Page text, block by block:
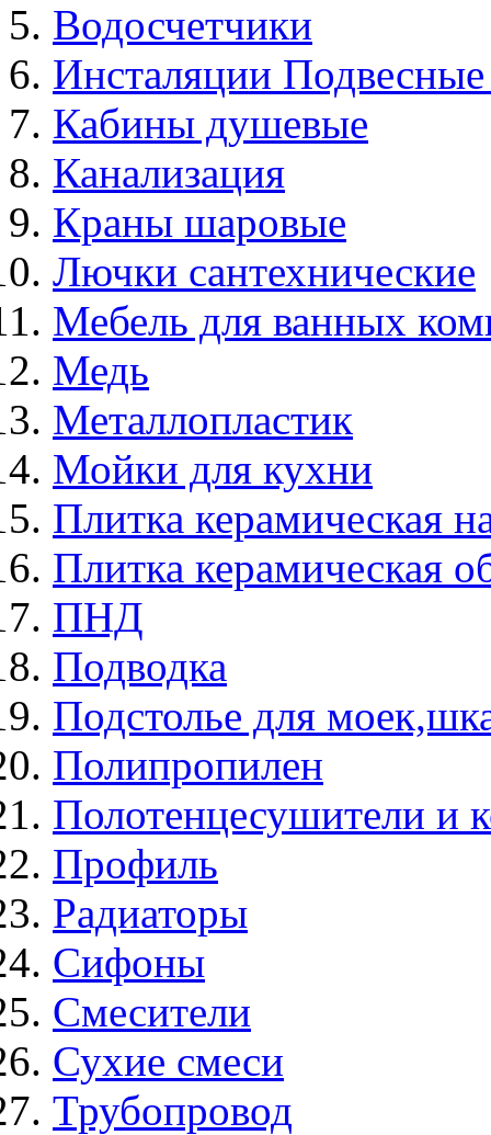
Водосчетчики
Инсталяции
Кабины душевые
Канализация
Краны шаровые
Лючки сантехнические
Мебель для ванных
Медь
Металлопластик
Мойки для кухни
Плитка керамическая
Плитка керамическая
ПНД
Подводка
Подстолье для
Полипропилен
Полотенцесушители и
Профиль
Радиаторы
Сифоны
Смесители
Сухие смеси
Трубопровод